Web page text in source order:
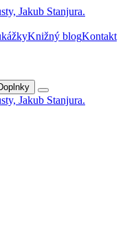
Knižný blogKontakt